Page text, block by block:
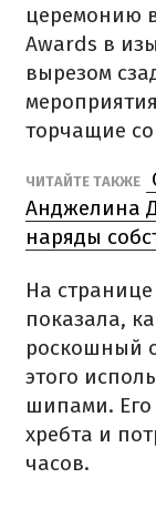
церемонию
Awards в
вырезом
торчащие
ЧИТАЙТЕ ТАКЖЕ
Анджелина
наряды
На
показала,
роскошный
этого
шипами. Его
хребта и
часов.